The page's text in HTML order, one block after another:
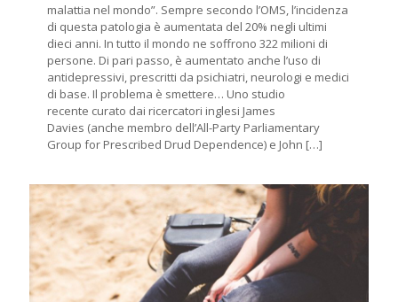
malattia nel mondo”. Sempre secondo l’OMS, l’incidenza
di questa patologia è aumentata del 20% negli ultimi
dieci anni. In tutto il mondo ne soffrono 322 milioni di
persone. Di pari passo, è aumentato anche l’uso di
antidepressivi, prescritti da psichiatri, neurologi e medici
di base. Il problema è smettere… Uno studio
recente curato dai ricercatori inglesi James
Davies (anche membro dell’All-Party Parliamentary
Group for Prescribed Drud Dependence) e John […]